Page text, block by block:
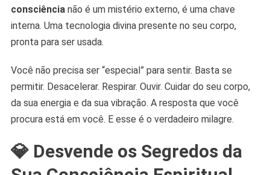
consciêncianão é um mistério externo, é uma chave
interna. Uma tecnologia divina presente no seu corpo,
pronta para ser usada.
Você não precisa ser “especial” para sentir. Basta se
permitir. Desacelerar. Respirar. Ouvir. Cuidar do seu corpo,
da sua energia e da sua vibração. A resposta que você
procura está em você. E esse é o verdadeiro milagre.
💎 Desvende os Segredos da